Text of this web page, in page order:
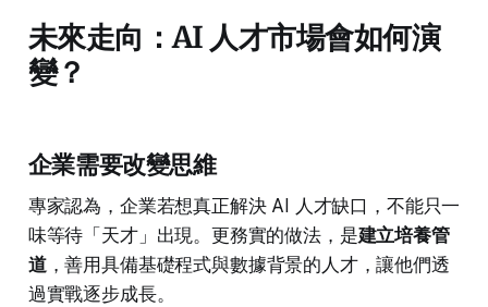
未來走向：AI 人才市場會如何演
變？
企業需要改變思維
專家認為，企業若想真正解決 AI 人才缺口，不能只一
味等待「天才」出現。更務實的做法，是建立培養管
道，善用具備基礎程式與數據背景的人才，讓他們透
過實戰逐步成長。